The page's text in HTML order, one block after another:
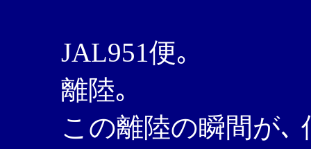
JAL951便｡
離陸｡
この離陸の瞬間が､